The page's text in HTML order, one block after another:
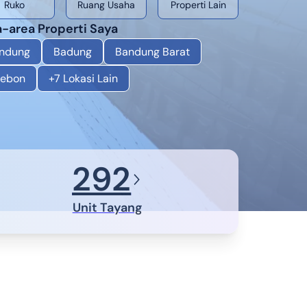
Ruko Ruang Usaha Properti Lain
area Properti Saya
Badung
Bandung Barat
+7 Lokasi Lain
292
Unit Tayang